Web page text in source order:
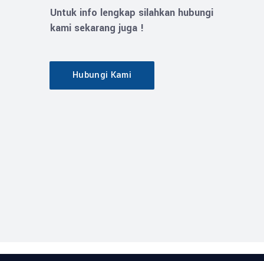
Untuk info lengkap silahkan hubungi
kami sekarang juga !
Hubungi Kami